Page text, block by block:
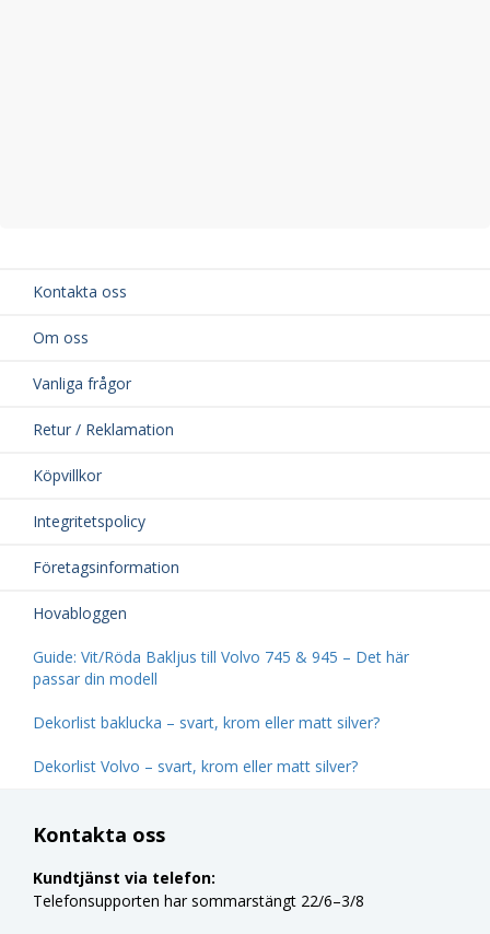
Kontakta oss
Om oss
Vanliga frågor
Retur / Reklamation
Köpvillkor
Integritetspolicy
Företagsinformation
Hovabloggen
Guide: Vit/Röda Bakljus till Volvo 745 & 945 – Det här
passar din modell
Dekorlist baklucka – svart, krom eller matt silver?
Dekorlist Volvo – svart, krom eller matt silver?
Kontakta oss
Kundtjänst via telefon:
Telefonsupporten har sommarstängt 22/6–3/8